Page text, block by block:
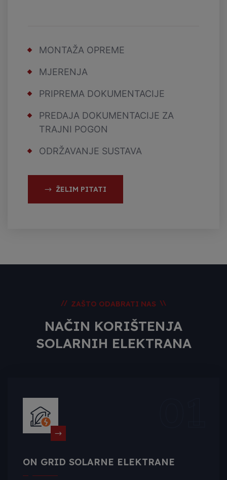
MONTAŽA OPREME
MJERENJA
PRIPREMA DOKUMENTACIJE
PREDAJA DOKUMENTACIJE ZA
TRAJNI POGON
ODRŽAVANJE SUSTAVA
ŽELIM PITATI
// \\
ZAŠTO ODABRATI NAS
NAČIN KORIŠTENJA
SOLARNIH ELEKTRANA
ON GRID SOLARNE ELEKTRANE